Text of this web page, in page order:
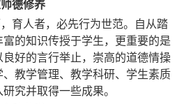
德修养
育人者，必先行为世范。自从踏
富的知识传授于学生，更重要的是
好的言行举止，崇高的道德情操
教学管理、教学科研、学生素质
究并取得一些成果。